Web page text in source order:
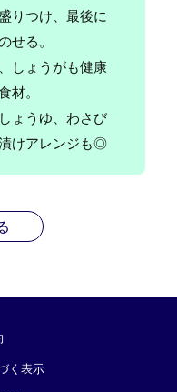
りつけ、最後に
せる。
しょうがも健康
材。
ょうゆ、わさび
けアレンジも◎
く表示